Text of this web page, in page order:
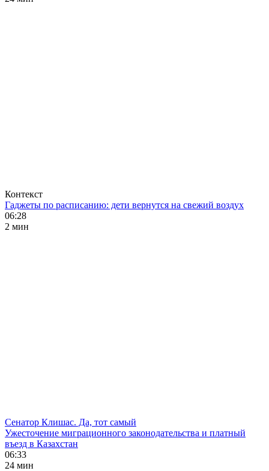
Контекст
Гаджеты по расписанию: дети вернутся на свежий воздух
06:28
2 мин
Сенатор Клишас. Да, тот самый
Ужесточение миграционного законодательства и платный
въезд в Казахстан
06:33
24 мин